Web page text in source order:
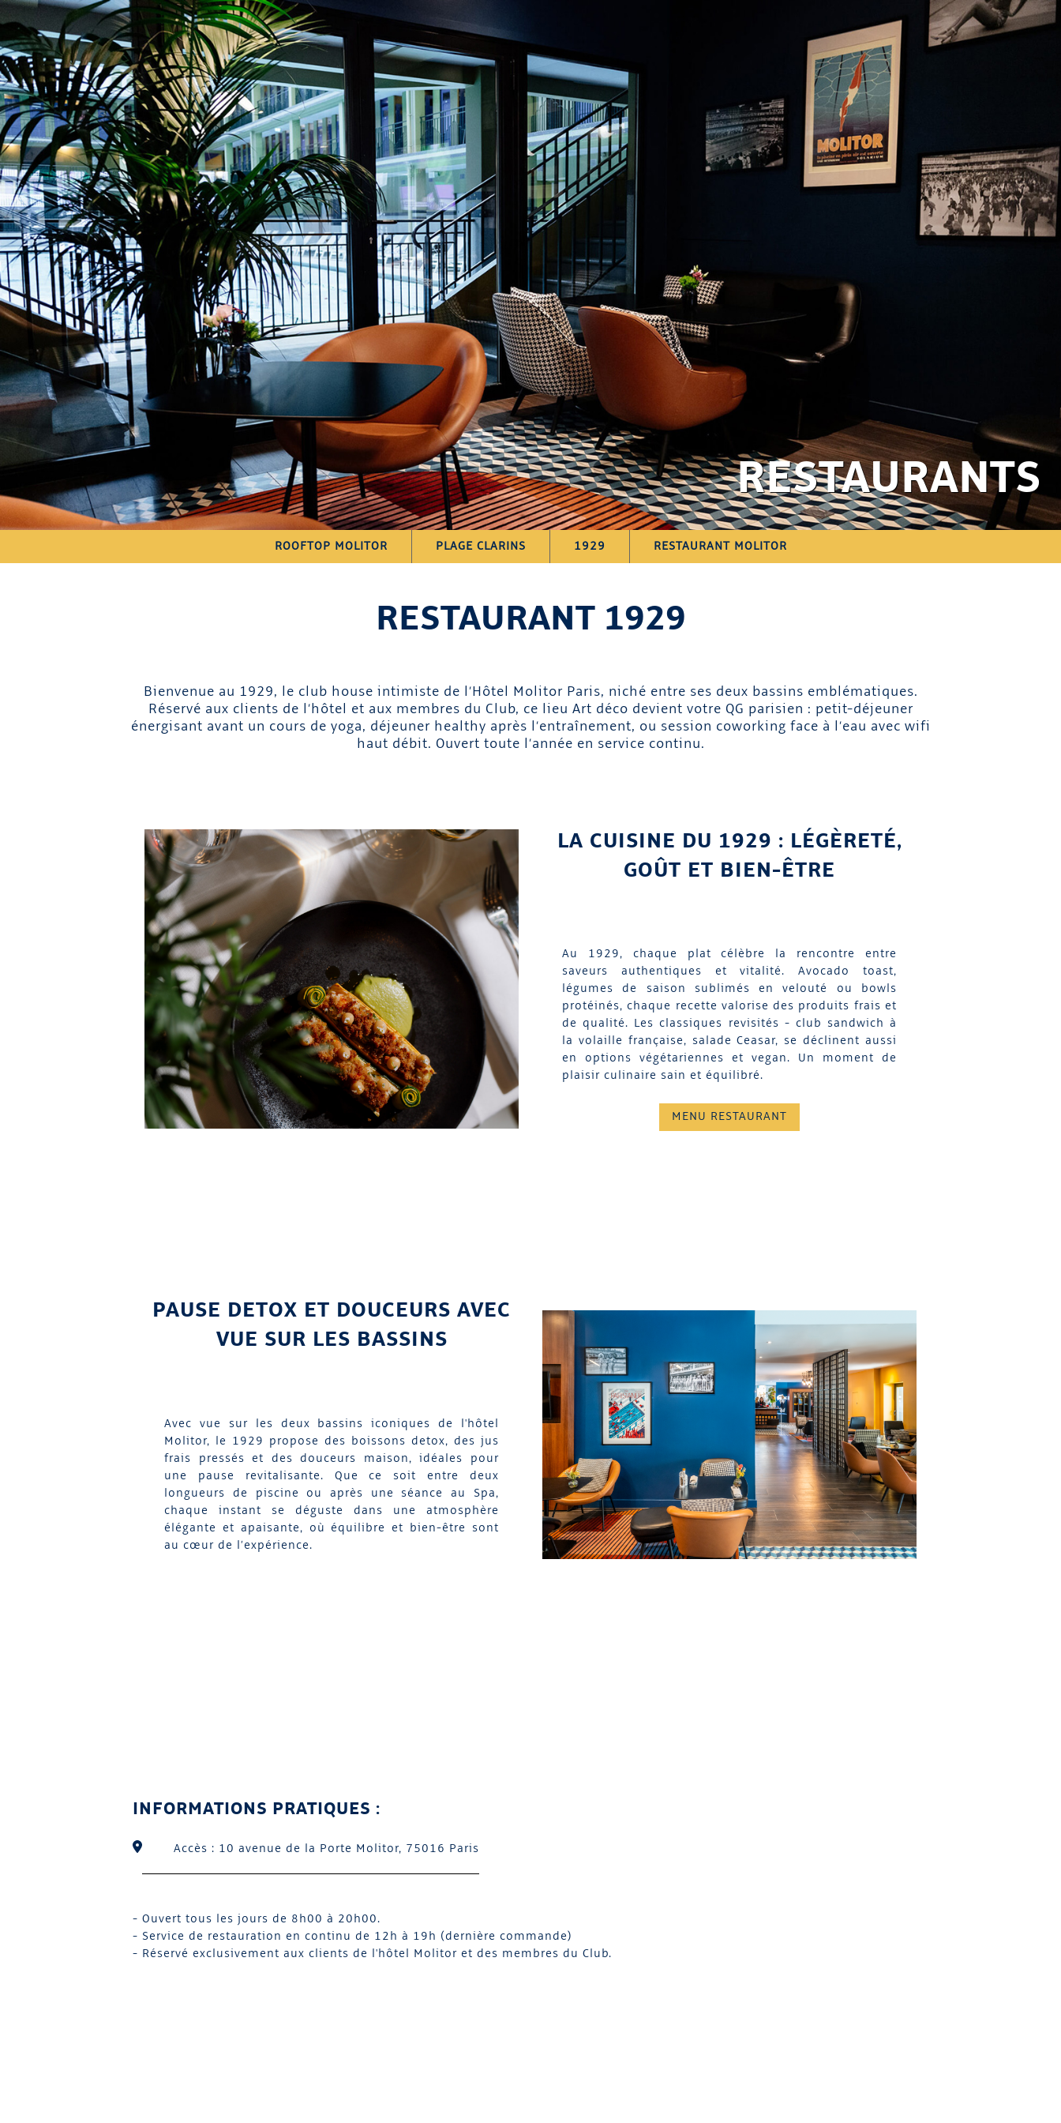
RESTAURANTS
ROOFTOP MOLITOR PLAGE CLARINS 1929 RESTAURANT MOLITOR
RESTAURANT 1929
Bienvenue au 1929, le club house intimiste de l’Hôtel Molitor Paris, niché entre ses deux bassins emblématiques.
Réservé aux clients de l’hôtel et aux membres du Club, ce lieu Art déco devient votre QG parisien : petit-déjeuner
énergisant avant un cours de yoga, déjeuner healthy après l’entraînement, ou session coworking face à l’eau avec wifi
haut débit. Ouvert toute l’année en service continu.
LA CUISINE DU 1929 : LÉGÈRETÉ,
GOÛT ET BIEN-ÊTRE
Au 1929, chaque plat célèbre la rencontre entre
saveurs authentiques et vitalité. Avocado toast,
légumes de saison sublimés en velouté ou bowls
protéinés, chaque recette valorise des produits frais et
de qualité. Les classiques revisités - club sandwich à
la volaille française, salade Ceasar, se déclinent aussi
en options végétariennes et vegan. Un moment de
plaisir culinaire sain et équilibré.
MENU RESTAURANT
PAUSE DETOX ET DOUCEURS AVEC
VUE SUR LES BASSINS
Avec vue sur les deux bassins iconiques de l'hôtel
Molitor, le 1929 propose des boissons detox, des jus
frais pressés et des douceurs maison, idéales pour
une pause revitalisante. Que ce soit entre deux
longueurs de piscine ou après une séance au Spa,
chaque instant se déguste dans une atmosphère
élégante et apaisante, où équilibre et bien-être sont
au cœur de l’expérience.
INFORMATIONS PRATIQUES :
Accès : 10 avenue de la Porte Molitor, 75016 Paris
- Ouvert tous les jours de 8h00 à 20h00.
- Service de restauration en continu de 12h à 19h (dernière commande)
- Réservé exclusivement aux clients de l'hôtel Molitor et des membres du Club.